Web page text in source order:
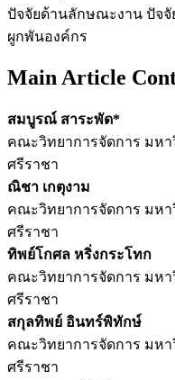
ปัจจัยด้านลักษณะงาน ปัจ
ผูกพันองค์กร
Main Article
สมบูรณ์ สาระพัด*
คณะวิทยาการจัดการ มหา
ศรีราชา
ณิชา เกตุงาม
คณะวิทยาการจัดการ มหา
ศรีราชา
ทิพย์โกศล หริ่งกระโทก
คณะวิทยาการจัดการ มหา
ศรีราชา
สกุลทิพย์ อินทร์พิทักษ์
คณะวิทยาการจัดการ มหา
ศรีราชา